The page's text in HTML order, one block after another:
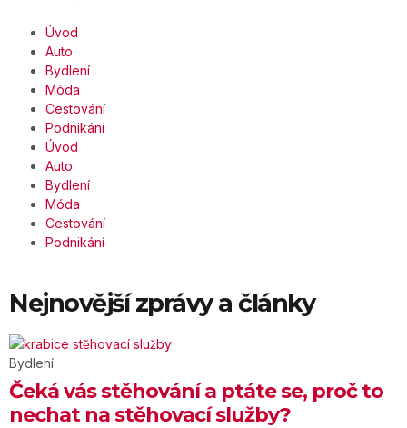
Úvod
Auto
Bydlení
Móda
Cestování
Podnikání
Úvod
Auto
Bydlení
Móda
Cestování
Podnikání
Nejnovější zprávy a články
Bydlení
Čeká vás stěhování a ptáte se, proč to
nechat na stěhovací služby?